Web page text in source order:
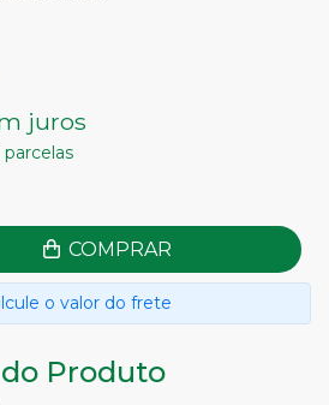
juros
parcelas
COMPRAR
o valor do frete
Produto